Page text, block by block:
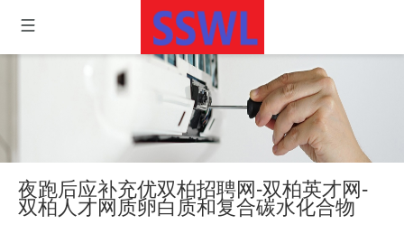
夜跑后应补充优双柏招聘网-双柏英才网-
双柏人才网质卵白质和复合碳水化合物